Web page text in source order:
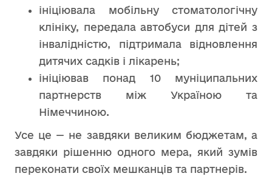
ініціювала мобільну стоматологічну
клініку, передала автобуси для дітей з
інвалідністю, підтримала відновлення
дитячих садків і лікарень;
ініціював понад 10 муніципальних
партнерств між Україною та
Німеччиною.
Усе це — не завдяки великим бюджетам, а
завдяки рішенню одного мера, який зумів
переконати своїх мешканців та партнерів.